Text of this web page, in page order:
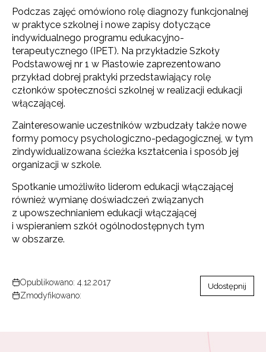
Podczas zajęć omówiono rolę diagnozy funkcjonalnej
w praktyce szkolnej i nowe zapisy dotyczące
indywidualnego programu edukacyjno-
terapeutycznego (IPET). Na przykładzie Szkoły
Podstawowej nr 1 w Piastowie zaprezentowano
przykład dobrej praktyki przedstawiający rolę
członków społeczności szkolnej w realizacji edukacji
włączającej.
Zainteresowanie uczestników wzbudzały także nowe
formy pomocy psychologiczno-pedagogicznej, w tym
zindywidualizowana ścieżka kształcenia i sposób jej
organizacji w szkole.
Spotkanie umożliwiło liderom edukacji włączającej
również wymianę doświadczeń związanych
z upowszechnianiem edukacji włączającej
i wspieraniem szkół ogólnodostępnych tym
w obszarze.
Opublikowano: 4.12.2017
Zmodyfikowano:
Udostępnij